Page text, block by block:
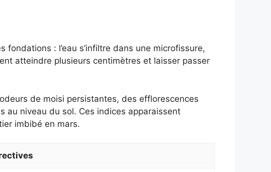
: l’eau s’infiltre dans une microfissure,
atteindre plusieurs centimètres et laisser passer
de moisi persistantes, des efflorescences
au niveau du sol. Ces indices apparaissent
imbibé en mars.